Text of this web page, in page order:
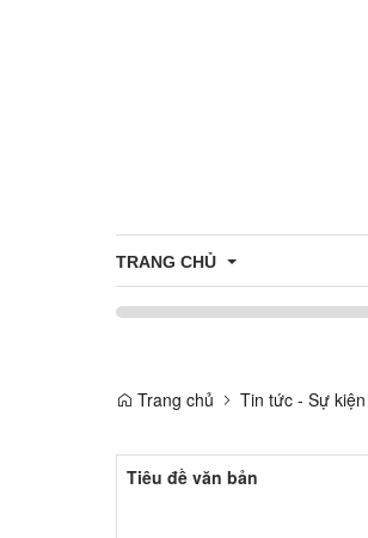
TRANG CHỦ
Thông tin chung
Trang chủ Tin tức - Sự kiện
Tiêu đề văn bản